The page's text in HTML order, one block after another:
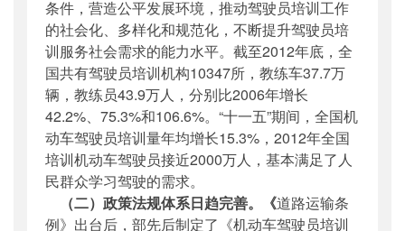
条件，营造公平发展环境，推动驾驶员培训工作
的社会化、多样化和规范化，不断提升驾驶员培
训服务社会需求的能力水平。截至2012年底，全
国共有驾驶员培训机构10347所，教练车37.7万
辆，教练员43.9万人，分别比2006年增长
42.2%、75.3%和106.6%。“十一五”期间，全国机
动车驾驶员培训量年均增长15.3%，2012年全国
培训机动车驾驶员接近2000万人，基本满足了人
民群众学习驾驶的需求。
（二）政策法规体系日趋完善。《道路运输条
例》出台后，部先后制定了《机动车驾驶员培训